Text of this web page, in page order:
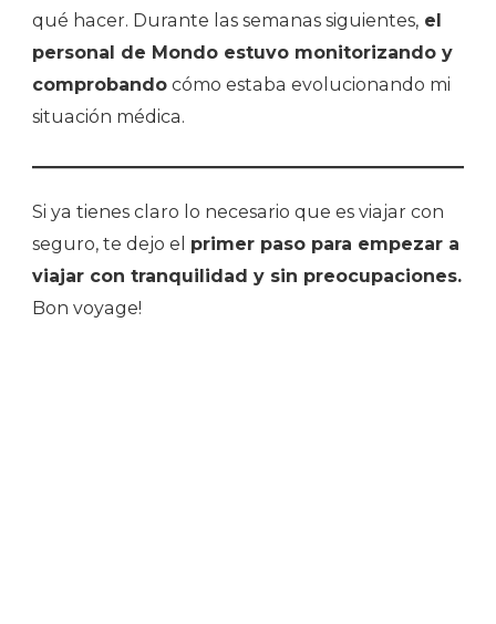
qué hacer. Durante las semanas siguientes, el
personal de Mondo estuvo monitorizando y
comprobando cómo estaba evolucionando mi
situación médica.
Si ya tienes claro lo necesario que es viajar con
seguro, te dejo el primer paso para empezar a
viajar con tranquilidad y sin preocupaciones.
Bon voyage!